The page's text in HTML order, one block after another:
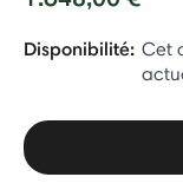
Disponibilité: Cet